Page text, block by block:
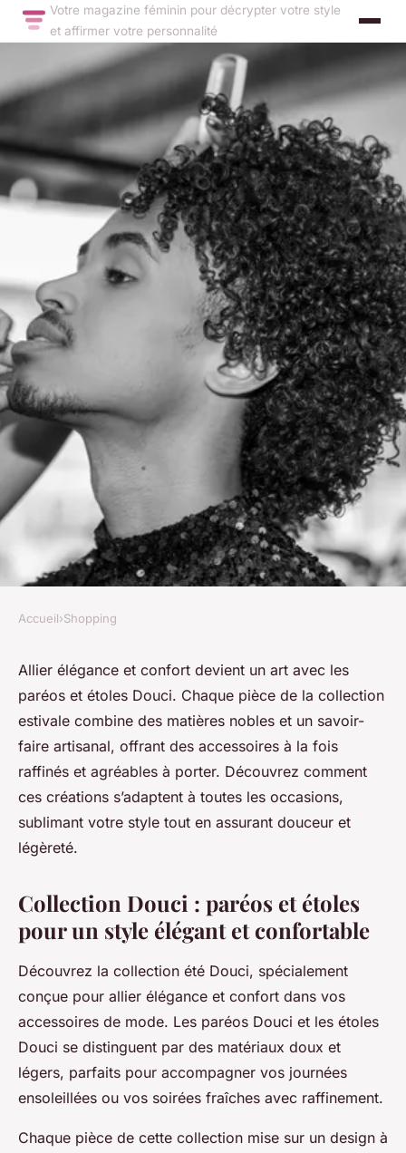
Votre magazine féminin pour décrypter votre style
et affirmer votre personnalité
SHOPPING
Découvrez nos paréos et étoles
: l'élégance confortable de
douci
Nina•5 octobre 2025•6 min de lecture
Accueil›Shopping
Allier élégance et confort devient un art avec les
paréos et étoles Douci. Chaque pièce de la collection
estivale combine des matières nobles et un savoir-
faire artisanal, offrant des accessoires à la fois
raffinés et agréables à porter. Découvrez comment
ces créations s’adaptent à toutes les occasions,
sublimant votre style tout en assurant douceur et
légèreté.
Collection Douci : paréos et étoles
pour un style élégant et confortable
Découvrez la collection été Douci, spécialement
conçue pour allier élégance et confort dans vos
accessoires de mode. Les paréos Douci et les étoles
Douci se distinguent par des matériaux doux et
légers, parfaits pour accompagner vos journées
ensoleillées ou vos soirées fraîches avec raffinement.
Chaque pièce de cette collection mise sur un design à